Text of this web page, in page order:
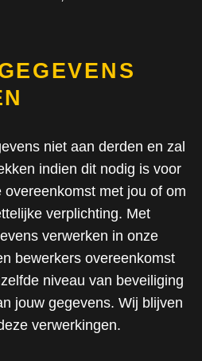
niet aan derden en zal
indien dit nodig is voor
met jou of om
verplichting. Met
verwerken in onze
bewerkers overeenkomst
niveau van beveiliging
jouw gegevens. Wij blijven
verwerkingen.